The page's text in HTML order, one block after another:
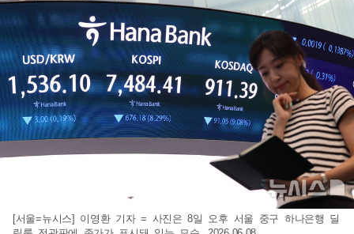
[서울=뉴시스] 이영환 기자 = 사진은 8일 오후 서울 중구 하나은행 딜